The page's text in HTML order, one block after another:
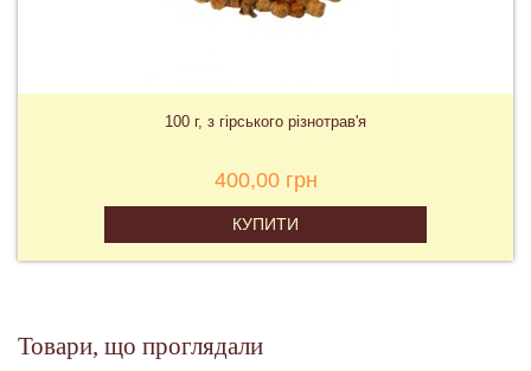
100 г, з гірського різнотрав'я
400,00 грн
КУПИТИ
Товари, що проглядали